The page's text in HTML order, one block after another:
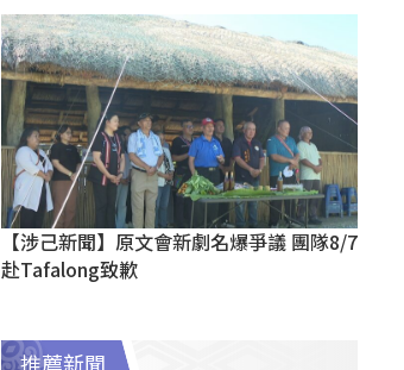
【涉己新聞】原文會新劇名爆爭議 團隊8/7
赴Tafalong致歉
推薦新聞